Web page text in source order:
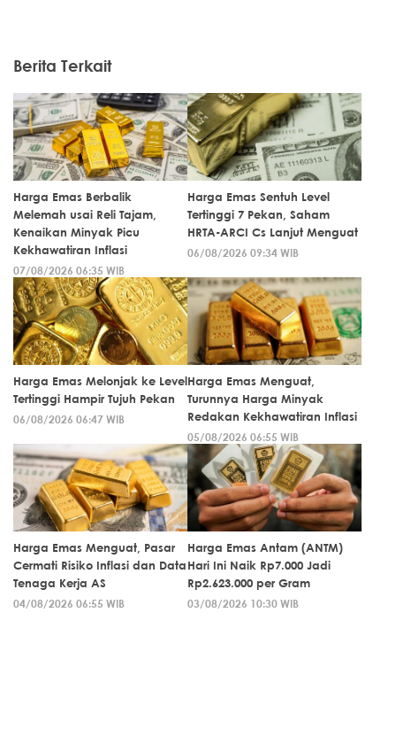
Berita Terkait
Harga Emas Berbalik
Melemah usai Reli Tajam,
Kenaikan Minyak Picu
Kekhawatiran Inflasi
07/08/2026 06:35 WIB
Harga Emas Sentuh Level
Tertinggi 7 Pekan, Saham
HRTA-ARCI Cs Lanjut Menguat
06/08/2026 09:34 WIB
Harga Emas Melonjak ke Level
Tertinggi Hampir Tujuh Pekan
06/08/2026 06:47 WIB
Harga Emas Menguat,
Turunnya Harga Minyak
Redakan Kekhawatiran Inflasi
05/08/2026 06:55 WIB
Harga Emas Menguat, Pasar
Cermati Risiko Inflasi dan Data
Tenaga Kerja AS
04/08/2026 06:55 WIB
Harga Emas Antam (ANTM)
Hari Ini Naik Rp7.000 Jadi
Rp2.623.000 per Gram
03/08/2026 10:30 WIB